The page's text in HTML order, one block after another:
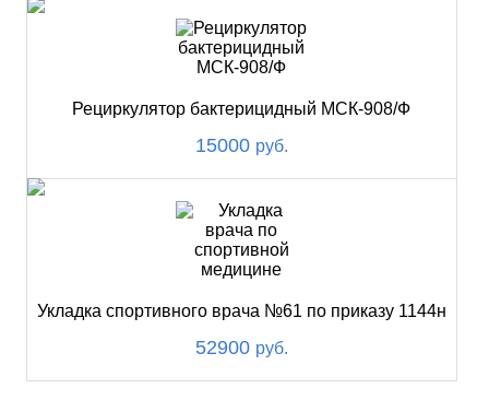
Рециркулятор бактерицидный МСК-908/Ф
15000 руб.
Укладка спортивного врача №61 по приказу 1144н
52900 руб.